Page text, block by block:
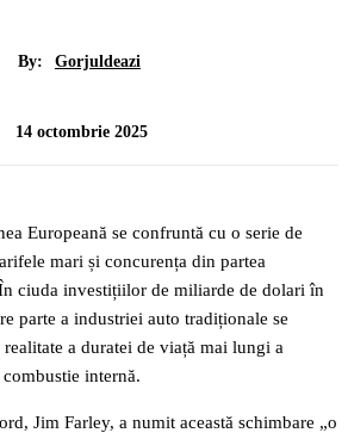
By: Gorjuldeazi
14 octombrie 2025
Europeană se confruntă cu o serie de
mari și concurența din partea
ciuda investițiilor de miliarde de dolari în
parte a industriei auto tradiționale se
a duratei de viață mai lungi a
internă.
Jim Farley, a numit această schimbare „o